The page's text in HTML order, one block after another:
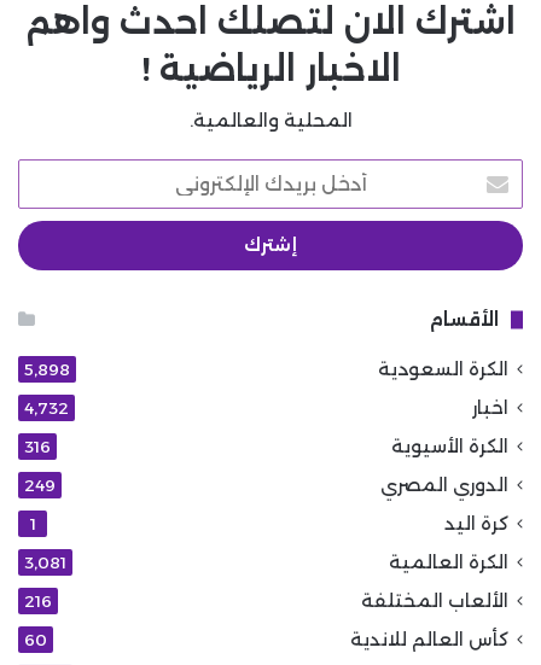
اشترك الان لتصلك احدث واهم
الاخبار الرياضية !
المحلية والعالمية.
أدخل
بريدك
الإلكتروني
الأقسام
الكرة السعودية 5٬898
اخبار 4٬732
الكرة الأسيوية 316
الدوري المصري 249
كرة اليد 1
الكرة العالمية 3٬081
الألعاب المختلفة 216
كأس العالم للاندية 60